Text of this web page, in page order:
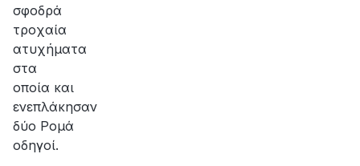
σφοδρά
τροχαία
ατυχήματα
στα
οποία και
ενεπλάκησαν
δύο Ρομά
οδηγοί.